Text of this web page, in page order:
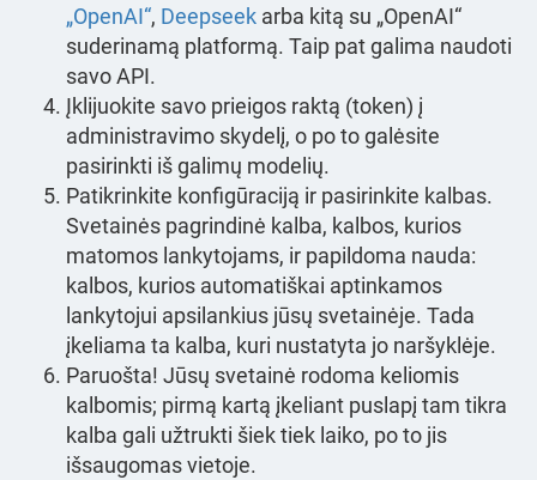
„OpenAI“, Deepseek arba kitą su „OpenAI“
suderinamą platformą. Taip pat galima naudoti
savo API.
Įklijuokite savo prieigos raktą (token) į
administravimo skydelį, o po to galėsite
pasirinkti iš galimų modelių.
Patikrinkite konfigūraciją ir pasirinkite kalbas.
Svetainės pagrindinė kalba, kalbos, kurios
matomos lankytojams, ir papildoma nauda:
kalbos, kurios automatiškai aptinkamos
lankytojui apsilankius jūsų svetainėje. Tada
įkeliama ta kalba, kuri nustatyta jo naršyklėje.
Paruošta! Jūsų svetainė rodoma keliomis
kalbomis; pirmą kartą įkeliant puslapį tam tikra
kalba gali užtrukti šiek tiek laiko, po to jis
išsaugomas vietoje.